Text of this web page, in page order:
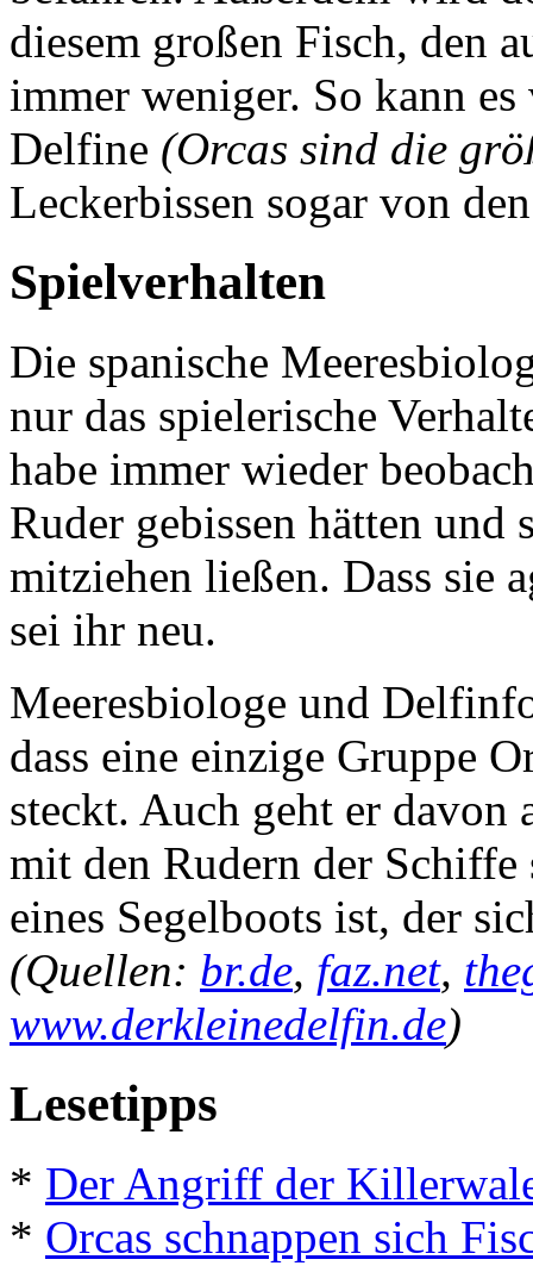
diesem großen Fisch, den
immer weniger. So kann
Delfine (Orcas sind die
Leckerbissen sogar von
Spielverhalten
Die spanische
nur das spielerische
habe immer wieder
Ruder gebissen hätten
mitziehen ließen. Dass sie
sei ihr neu.
Meeresbiologe und
dass eine einzige Gruppe
steckt. Auch geht er davon
mit den Rudern der
eines Segelboots ist, der
(Quellen: br.de, faz.net,
www.derkleinedelfin.de)
Lesetipps
* Der Angriff der
* Orcas schnappen sich